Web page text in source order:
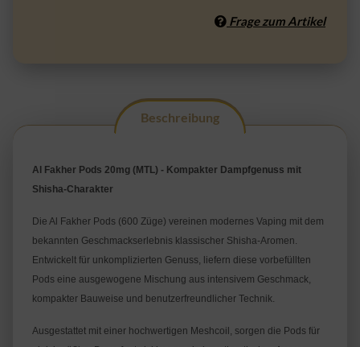
Frage zum Artikel
Beschreibung
Al Fakher Pods 20mg (MTL) - Kompakter Dampfgenuss mit
Shisha-Charakter
Die Al Fakher Pods (600 Züge) vereinen modernes Vaping mit dem
bekannten Geschmackserlebnis klassischer Shisha-Aromen.
Entwickelt für unkomplizierten Genuss, liefern diese vorbefüllten
Pods eine ausgewogene Mischung aus intensivem Geschmack,
kompakter Bauweise und benutzerfreundlicher Technik.
Ausgestattet mit einer hochwertigen Meshcoil, sorgen die Pods für